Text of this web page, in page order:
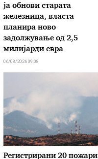
ја обнови старата
железница, власта
планира ново
задолжување од 2,5
милијарди евра
06/08/2026 09:08
Регистрирани 20 пожари